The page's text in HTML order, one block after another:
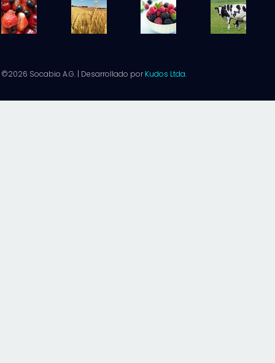
©2026 Socabio A.G. | Desarrollado porKudos Ltda.